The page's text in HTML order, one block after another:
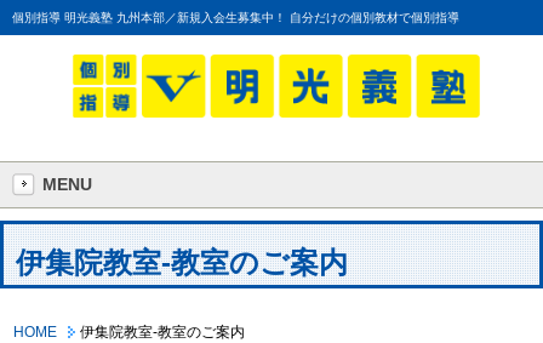
個別指導 明光義塾 九州本部／新規入会生募集中！ 自分だけの個別教材で個別指導
MENU
伊集院教室-教室のご案内
HOME 伊集院教室-教室のご案内